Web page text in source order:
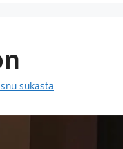
sukasta